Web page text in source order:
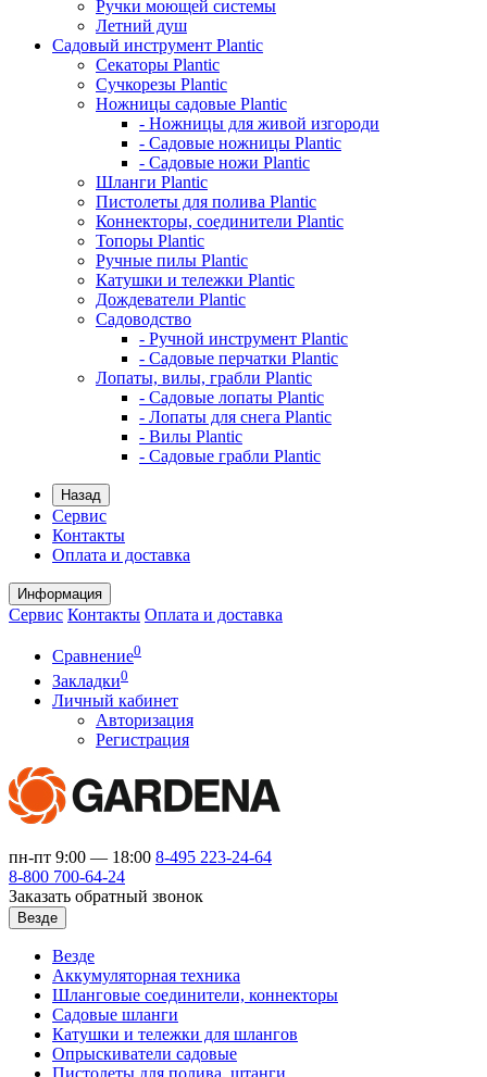
Ручки моющей системы
Летний душ
Садовый инструмент Plantic
Секаторы Plantic
Сучкорезы Plantic
Ножницы садовые Plantic
- Ножницы для живой изгороди
- Садовые ножницы Plantic
- Садовые ножи Plantic
Шланги Plantic
Пистолеты для полива Plantic
Коннекторы, соединители Plantic
Топоры Plantic
Ручные пилы Plantic
Катушки и тележки Plantic
Дождеватели Plantic
Садоводство
- Ручной инструмент Plantic
- Садовые перчатки Plantic
Лопаты, вилы, грабли Plantic
- Садовые лопаты Plantic
- Лопаты для снега Plantic
- Вилы Plantic
- Садовые грабли Plantic
Назад
Сервис
Контакты
Оплата и доставка
Информация
Сервис Контакты Оплата и доставка
Сравнение0
Закладки0
Личный кабинет
Авторизация
Регистрация
пн-пт 9:00 — 18:00 8-495 223-24-64
8-800 700-64-24
Заказать обратный звонок
Везде
Везде
Аккумуляторная техника
Шланговые соединители, коннекторы
Садовые шланги
Катушки и тележки для шлангов
Опрыскиватели садовые
Пистолеты для полива, штанги